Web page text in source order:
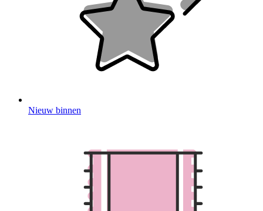
Nieuw binnen